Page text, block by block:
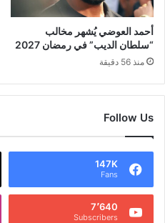
أحمد العوضي يُشهر مخالب
“سلطان الديب” في رمضان 2027
منذ 56 دقيقة
Follow Us
147K
Fans
7٬640
Subscribers